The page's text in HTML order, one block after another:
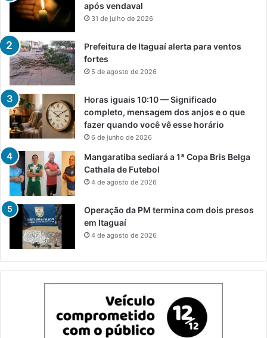
após vendaval
31 de julho de 2026
Prefeitura de Itaguaí alerta para ventos
fortes
5 de agosto de 2026
Horas iguais 10:10 — Significado
completo, mensagem dos anjos e o que
fazer quando você vê esse horário
6 de junho de 2026
Mangaratiba sediará a 1ª Copa Bris Belga
Cathala de Futebol
4 de agosto de 2026
Operação da PM termina com dois presos
em Itaguaí
4 de agosto de 2026